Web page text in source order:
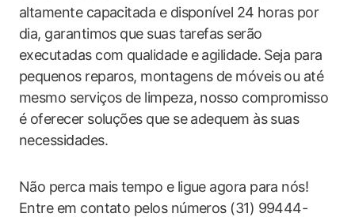
altamente capacitada e disponível 24 horas por
dia, garantimos que suas tarefas serão
executadas com qualidade e agilidade. Seja para
pequenos reparos, montagens de móveis ou até
mesmo serviços de limpeza, nosso compromisso
é oferecer soluções que se adequem às suas
necessidades.
Não perca mais tempo e ligue agora para nós!
Entre em contato pelos números (31) 99444-